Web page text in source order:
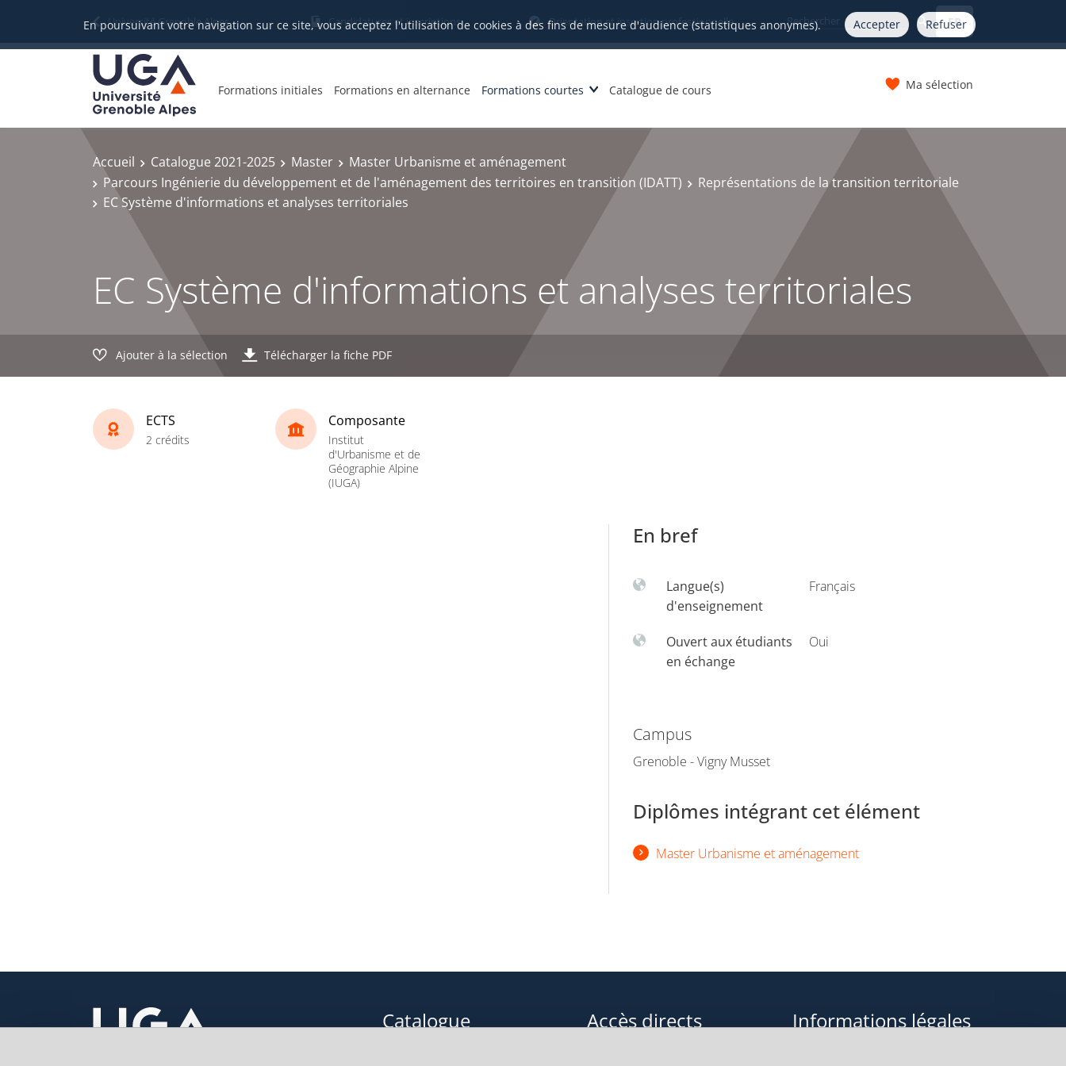
En poursuivant votre navigation sur ce site, vous acceptez l'utilisation de cookies à des fins de mesure d'audience (statistiques anonymes). Accepter Refuser
Université Grenoble Alpes Candidatures et inscriptions Orientation et insertion professionnelle FR
Formations initiales Formations en alternance Formations courtes Catalogue de cours Ma sélection
Accueil Catalogue 2021-2025 Master
Master Urbanisme et aménagement
Parcours Ingénierie du développement et de l'aménagement des territoires en transition (IDATT)
Représentations de la transition territoriale
EC Système d'informations et analyses territoriales
EC Système d'informations et analyses territoriales
Ajouter à la sélection Télécharger la fiche PDF
ECTS
2 crédits
Composante
Institut
d'Urbanisme et de
Géographie Alpine
(IUGA)
En bref
Langue(s)
d'enseignement
Français
Ouvert aux étudiants
en échange
Oui
Campus
Grenoble - Vigny Musset
Diplômes intégrant cet élément
Master Urbanisme et aménagement
Catalogue Accès directs Informations légales